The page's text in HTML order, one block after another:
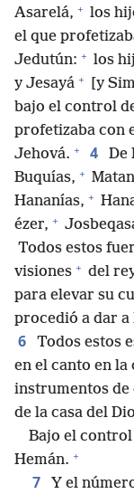
Asarelá, + los
el que
Jedutún: + los
y Jesayá + [y
bajo el control
profetizaba con
Jehová. + 4 De
Buquías, +
Hananías, +
ézer, +
Todos estos
visiones + del
para elevar su
procedió a dar
6
Todos estos
en el canto en la
instrumentos de
de la casa del
Bajo el
Hemán. +
7
Y el